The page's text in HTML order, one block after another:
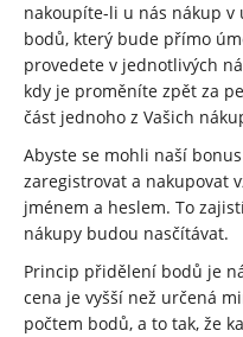
nakoupíte-li u nás nákup v
bodů, který bude přímo
provedete v jednotlivých
kdy je proměníte zpět za
část jednoho z Vašich
Abyste se mohli naší
zaregistrovat a nakupovat
jménem a heslem. To
nákupy budou nasčítávat.
Princip přidělení bodů je
cena je vyšší než určená
počtem bodů, a to tak, že